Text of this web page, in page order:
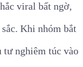
viral bất ngờ,
Khi nhóm bắt
tư nghiêm túc vào